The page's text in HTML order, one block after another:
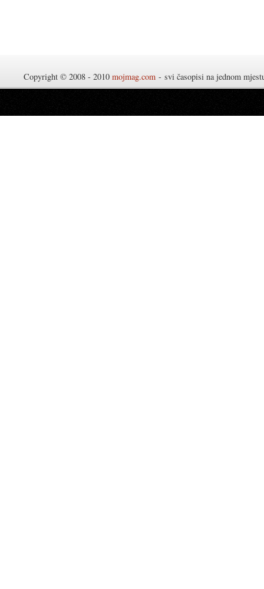
Copyright © 2008 - 2010 mojmag.com - svi časopisi na jednom